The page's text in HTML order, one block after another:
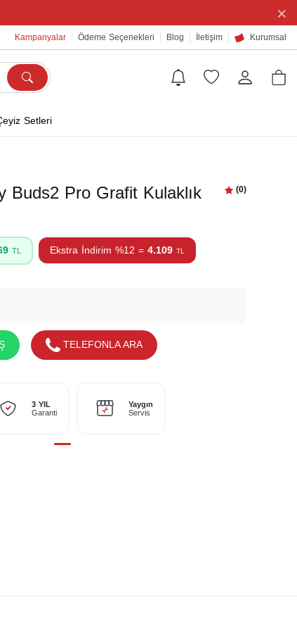
×
Kampanyalar Ödeme Seçenekleri Blog İletişim Kurumsal
Setleri
Buds2 Pro Grafit Kulaklık (0)
TL Ekstra İndirim %12 = 4.109 TL
TELEFONLA ARA
3 YIL
Garanti
Yaygın
Servis